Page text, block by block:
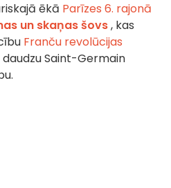
ēkā Parīzes 6. rajonā
un skaņas šovs, kas
Franču revolūcijas
daudzu Saint-Germain